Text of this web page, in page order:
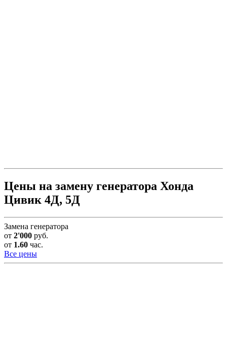
Цены на замену генератора Хонда
Цивик 4Д, 5Д
Замена генератора
от 2'000 руб.
от 1.60 час.
Все цены